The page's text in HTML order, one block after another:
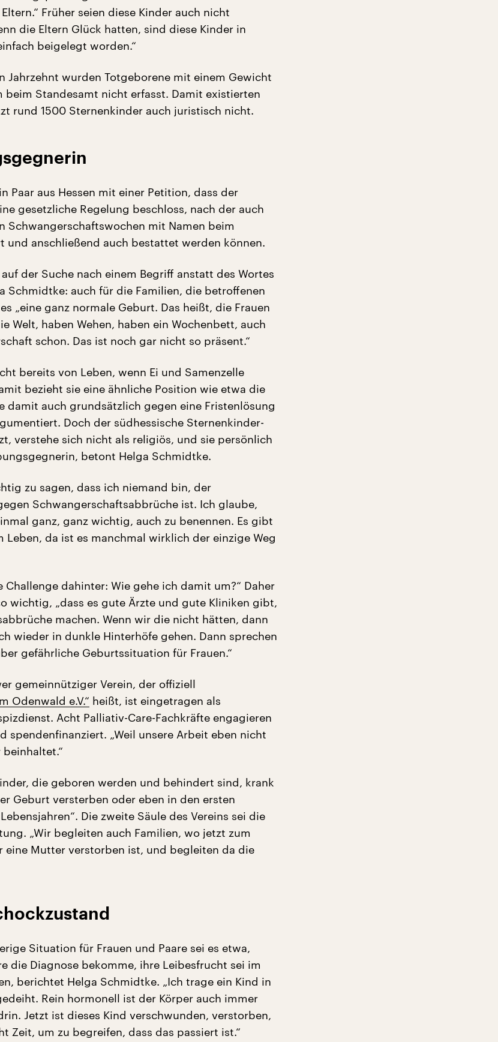
Früher seien diese Kinder auch nicht
die Eltern Glück hatten, sind diese Kinder in
beigelegt worden.“
Jahrzehnt wurden Totgeborene mit einem Gewicht
beim Standesamt nicht erfasst. Damit existierten
rund 1500 Sternenkinder auch juristisch nicht.
Paar aus Hessen mit einer Petition, dass der
gesetzliche Regelung beschloss, nach der auch
Schwangerschaftswochen mit Namen beim
und anschließend auch bestattet werden können.
der Suche nach einem Begriff anstatt des Wortes
Schmidtke: auch für die Familien, die betroffenen
„eine ganz normale Geburt. Das heißt, die Frauen
Welt, haben Wehen, haben ein Wochenbett, auch
schon. Das ist noch gar nicht so präsent.“
bereits von Leben, wenn Ei und Samenzelle
bezieht sie eine ähnliche Position wie etwa die
damit auch grundsätzlich gegen eine Fristenlösung
Doch der südhessische Sternenkinder-
verstehe sich nicht als religiös, und sie persönlich
betont Helga Schmidtke.
zu sagen, dass ich niemand bin, der
Schwangerschaftsabbrüche ist. Ich glaube,
ganz, ganz wichtig, auch zu benennen. Es gibt
Leben, da ist es manchmal wirklich der einzige Weg
Challenge dahinter: Wie gehe ich damit um?“ Daher
wichtig, „dass es gute Ärzte und gute Kliniken gibt,
machen. Wenn wir die nicht hätten, dann
wieder in dunkle Hinterhöfe gehen. Dann sprechen
gefährliche Geburtssituation für Frauen.“
gemeinnütziger Verein, der offiziell
Odenwald e.V.“ heißt, ist eingetragen als
Acht Palliativ-Care-Fachkräfte engagieren
spendenfinanziert. „Weil unsere Arbeit eben nicht
die geboren werden und behindert sind, krank
Geburt versterben oder eben in den ersten
Die zweite Säule des Vereins sei die
„Wir begleiten auch Familien, wo jetzt zum
eine Mutter verstorben ist, und begleiten da die
Situation für Frauen und Paare sei es etwa,
die Diagnose bekomme, ihre Leibesfrucht sei im
berichtet Helga Schmidtke. „Ich trage ein Kind in
Rein hormonell ist der Körper auch immer
Jetzt ist dieses Kind verschwunden, verstorben,
Zeit, um zu begreifen, dass das passiert ist.“